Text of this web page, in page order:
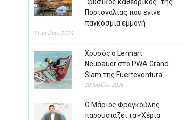
Πορτογαλίας που έγινε
παγκόσμια εμμονή
31 Ιουλίου 2026
Χρυσός ο Lennart
Neubauer στο PWA Grand
Slam της Fuerteventura
30 Ιουλίου 2026
Ο Μάριος Φραγκούλης
παρουσιάζει τα «Χέρια